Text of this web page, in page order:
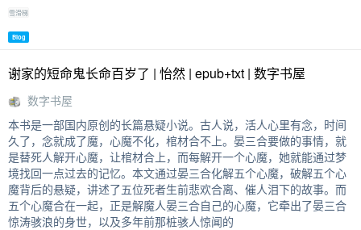
雪滑梯
Blog
谢家的短命鬼长命百岁了 | 怡然 | epub+txt | 数字书屋
数字书屋
本书是一部国内原创的长篇悬疑小说。古人说，活人心里有念，时间
久了，念就成了魔，心魔不化，棺材合不上。晏三合要做的事情，就
是替死人解开心魔，让棺材合上，而每解开一个心魔，她就能通过梦
境找回一点过去的记忆。本文通过晏三合化解五个心魔，破解五个心
魔背后的悬疑，讲述了五位死者生前悲欢合离、催人泪下的故事。而
五个心魔合在一起，正是解魔人晏三合自己的心魔，它牵出了晏三合
惊涛骇浪的身世，以及多年前那桩骇人惊闻的